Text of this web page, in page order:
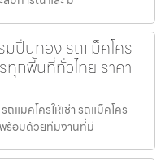
มปิ่นทอง รถแม็คโคร
ทุกพื้นที่ทั่วไทย ราคา
แมคโครให้เช่า รถแม็คโคร
พร้อมด้วยทีมงานที่มี